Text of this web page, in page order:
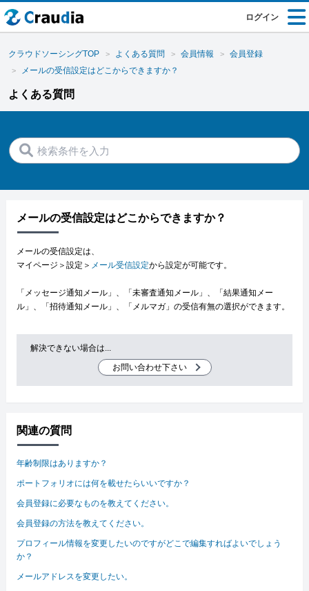
ログイン
クラウドソーシングTOP よくある質問 会員情報
会員登録
メールの受信設定はどこからできますか？
よくある質問
メールの受信設定はどこからできますか？
メールの受信設定は、
マイページ＞設定＞ メール受信設定から設定が可能です。
「メッセージ通知メール」、「未審査通知メール」、「結果通知メー
ル」、「招待通知メール」、「メルマガ」の受信有無の選択ができます。
解決できない場合は...
お問い合わせ下さい
関連の質問
年齢制限はありますか？
ポートフォリオには何を載せたらいいですか？
会員登録に必要なものを教えてください。
会員登録の方法を教えてください。
プロフィール情報を変更したいのですがどこで編集すればよいでしょう
か？
メールアドレスを変更したい。